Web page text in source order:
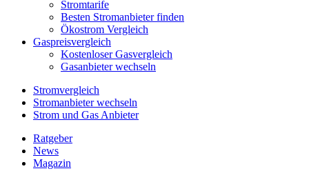
Stromtarife
Besten Stromanbieter finden
Ökostrom Vergleich
Gaspreisvergleich
Kostenloser Gasvergleich
Gasanbieter wechseln
Stromvergleich
Stromanbieter wechseln
Strom und Gas Anbieter
Ratgeber
News
Magazin